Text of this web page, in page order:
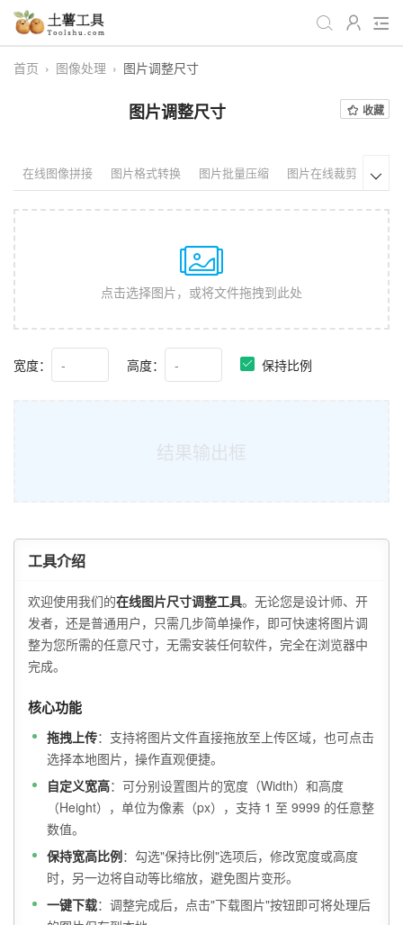
视频处理
首页 › 图像处理 › 图片调整尺寸
图片调整尺寸 收藏
在线图像拼接 图片格式转换 图片批量压缩 图片在线裁剪 图片

点击选择图片，或将文件拖拽到此处
宽度： 高度： 保持比例
工具介绍
欢迎使用我们的在线图片尺寸调整工具。无论您是设计师、开
发者，还是普通用户，只需几步简单操作，即可快速将图片调
整为您所需的任意尺寸，无需安装任何软件，完全在浏览器中
完成。
核心功能
拖拽上传：支持将图片文件直接拖放至上传区域，也可点击
选择本地图片，操作直观便捷。
自定义宽高：可分别设置图片的宽度（Width）和高度
（Height），单位为像素（px），支持 1 至 9999 的任意整
数值。
保持宽高比例：勾选"保持比例"选项后，修改宽度或高度
时，另一边将自动等比缩放，避免图片变形。
一键下载：调整完成后，点击"下载图片"按钮即可将处理后